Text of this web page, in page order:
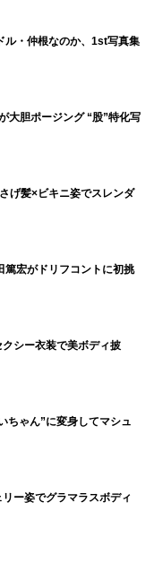
ル・仲根なのか、1st写真集
大胆ポージング “股”特化写
げ髪×ビキニ姿でスレンダ
篤宏がドリフコントに初挑
シー衣装で美ボディ披
ちゃん”に変身してマシュ
ー姿でグラマラスボディ